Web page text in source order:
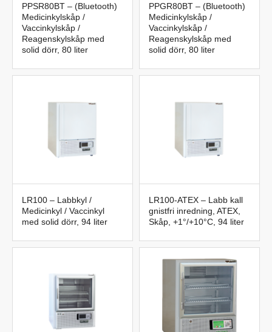
PPSR80BT – (Bluetooth)
Medicinkylskåp /
Vaccinkylskåp /
Reagenskylskåp med
solid dörr, 80 liter
PPGR80BT – (Bluetooth)
Medicinkylskåp /
Vaccinkylskåp /
Reagenskylskåp med
solid dörr, 80 liter
LR100 – Labbkyl /
Medicinkyl / Vaccinkyl
med solid dörr, 94 liter
LR100-ATEX – Labb kall
gnistfri inredning, ATEX,
Skåp, +1°/+10°C, 94 liter